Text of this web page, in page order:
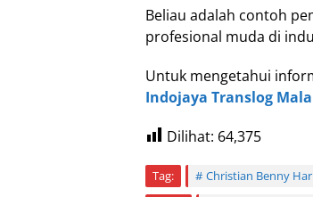
Beliau adalah contoh
profesional muda di
Untuk mengetahui
Indojaya Translog
Dilihat: 64,375
Tag: Christian Benny